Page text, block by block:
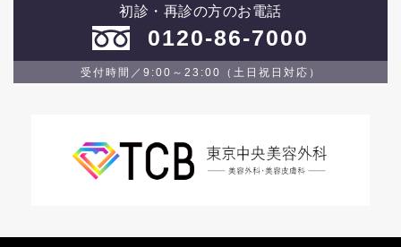
初診・再診の方のお電話
0120-86-7000
受付時間／9:00～23:00（土日祝日対応）